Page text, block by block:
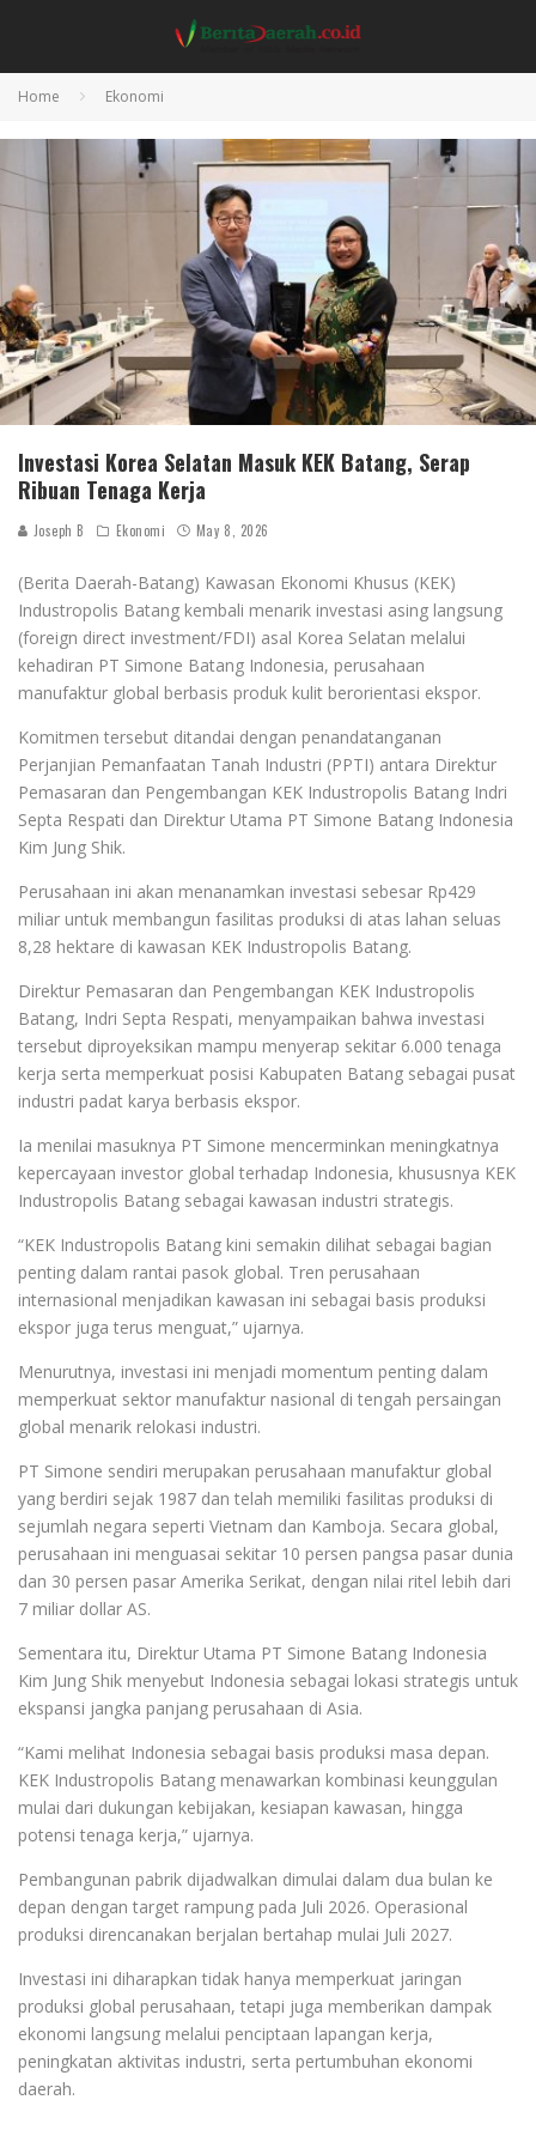
Home Ekonomi
Investasi Korea Selatan Masuk KEK Batang, Serap
Ribuan Tenaga Kerja
Joseph B Ekonomi May 8, 2026
(Berita Daerah-Batang) Kawasan Ekonomi Khusus (KEK)
Industropolis Batang kembali menarik investasi asing langsung
(foreign direct investment/FDI) asal Korea Selatan melalui
kehadiran PT Simone Batang Indonesia, perusahaan
manufaktur global berbasis produk kulit berorientasi ekspor.
Komitmen tersebut ditandai dengan penandatanganan
Perjanjian Pemanfaatan Tanah Industri (PPTI) antara Direktur
Pemasaran dan Pengembangan KEK Industropolis Batang Indri
Septa Respati dan Direktur Utama PT Simone Batang Indonesia
Kim Jung Shik.
Perusahaan ini akan menanamkan investasi sebesar Rp429
miliar untuk membangun fasilitas produksi di atas lahan seluas
8,28 hektare di kawasan KEK Industropolis Batang.
Direktur Pemasaran dan Pengembangan KEK Industropolis
Batang, Indri Septa Respati, menyampaikan bahwa investasi
tersebut diproyeksikan mampu menyerap sekitar 6.000 tenaga
kerja serta memperkuat posisi Kabupaten Batang sebagai pusat
industri padat karya berbasis ekspor.
Ia menilai masuknya PT Simone mencerminkan meningkatnya
kepercayaan investor global terhadap Indonesia, khususnya KEK
Industropolis Batang sebagai kawasan industri strategis.
“KEK Industropolis Batang kini semakin dilihat sebagai bagian
penting dalam rantai pasok global. Tren perusahaan
internasional menjadikan kawasan ini sebagai basis produksi
ekspor juga terus menguat,” ujarnya.
Menurutnya, investasi ini menjadi momentum penting dalam
memperkuat sektor manufaktur nasional di tengah persaingan
global menarik relokasi industri.
PT Simone sendiri merupakan perusahaan manufaktur global
yang berdiri sejak 1987 dan telah memiliki fasilitas produksi di
sejumlah negara seperti Vietnam dan Kamboja. Secara global,
perusahaan ini menguasai sekitar 10 persen pangsa pasar dunia
dan 30 persen pasar Amerika Serikat, dengan nilai ritel lebih dari
7 miliar dollar AS.
Sementara itu, Direktur Utama PT Simone Batang Indonesia
Kim Jung Shik menyebut Indonesia sebagai lokasi strategis untuk
ekspansi jangka panjang perusahaan di Asia.
“Kami melihat Indonesia sebagai basis produksi masa depan.
KEK Industropolis Batang menawarkan kombinasi keunggulan
mulai dari dukungan kebijakan, kesiapan kawasan, hingga
potensi tenaga kerja,” ujarnya.
Pembangunan pabrik dijadwalkan dimulai dalam dua bulan ke
depan dengan target rampung pada Juli 2026. Operasional
produksi direncanakan berjalan bertahap mulai Juli 2027.
Investasi ini diharapkan tidak hanya memperkuat jaringan
produksi global perusahaan, tetapi juga memberikan dampak
ekonomi langsung melalui penciptaan lapangan kerja,
peningkatan aktivitas industri, serta pertumbuhan ekonomi
daerah.